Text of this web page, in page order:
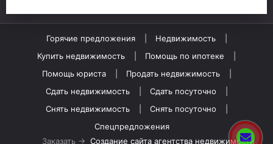
Горячие предложения
Недвижимость
Купить недвижимость
Помощь по ипотеке
Помощь юриста
Продать недвижимость
Сдать недвижимость
Сдать посуточно
Снять недвижимость
Снять посуточно
Спецпредложения
Заказать → Создание сайта агентства недвижимости